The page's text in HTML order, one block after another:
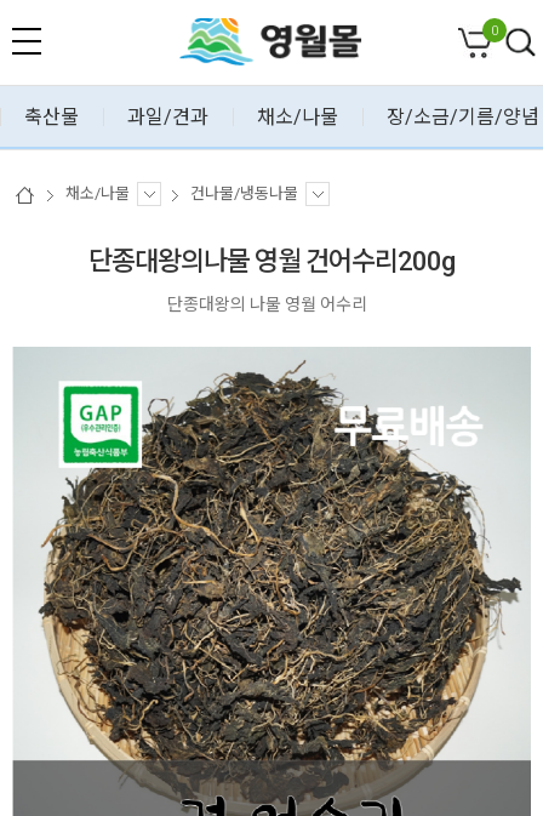
0
축산물 과일/견과 채소/나물 장/소금/기름/양념
채소/나물 건나물/냉동나물
단종대왕의나물 영월 건어수리200g
단종대왕의 나물 영월 어수리